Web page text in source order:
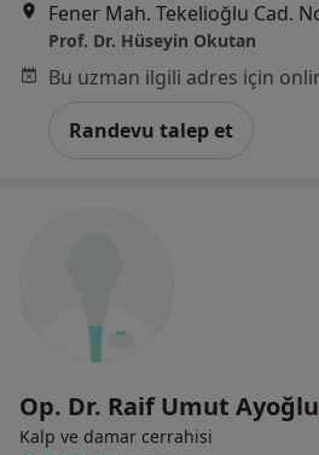
Prof. Dr. Hüseyin Okutan
Randevu talep et
Op. Dr. Raif Umut Ayoğlu
Kalp ve damar cerrahisi